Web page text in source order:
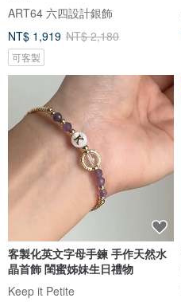
ART64 六四設計銀飾
NT$ 1,919 NT$ 2,180
可客製
客製化英文字母手鍊 手作天然水
晶首飾 閨蜜姊妹生日禮物
Keep it Petite